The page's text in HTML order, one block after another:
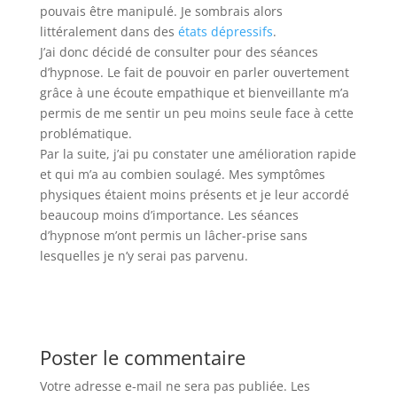
pouvais être manipulé. Je sombrais alors
littéralement dans des états dépressifs.
J’ai donc décidé de consulter pour des séances
d’hypnose. Le fait de pouvoir en parler ouvertement
grâce à une écoute empathique et bienveillante m’a
permis de me sentir un peu moins seule face à cette
problématique.
Par la suite, j’ai pu constater une amélioration rapide
et qui m’a au combien soulagé. Mes symptômes
physiques étaient moins présents et je leur accordé
beaucoup moins d’importance. Les séances
d’hypnose m’ont permis un lâcher-prise sans
lesquelles je n’y serai pas parvenu.
Poster le commentaire
Votre adresse e-mail ne sera pas publiée. Les